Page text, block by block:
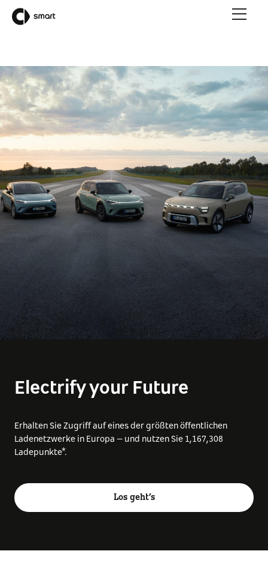
Electrify your Future
Erhalten Sie Zugriff auf eines der größten öffentlichen
Ladenetzwerke in Europa – und nutzen Sie 1,167,308
Ladepunkte*.
Los geht’s